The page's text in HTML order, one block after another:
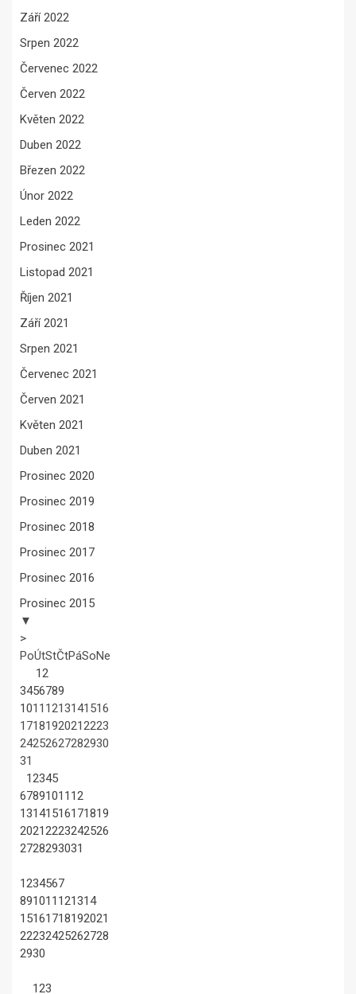
Září 2022
Srpen 2022
Červenec 2022
Červen 2022
Květen 2022
Duben 2022
Březen 2022
Únor 2022
Leden 2022
Prosinec 2021
Listopad 2021
Říjen 2021
Září 2021
Srpen 2021
Červenec 2021
Červen 2021
Květen 2021
Duben 2021
Prosinec 2020
Prosinec 2019
Prosinec 2018
Prosinec 2017
Prosinec 2016
Prosinec 2015
▼
>
PoÚtStČtPáSoNe
12
3456789
1011 1213141516
17181920212223
24252627282930
31
12345
67891011 12
13141516171819
20212223242526
2728293031
1234567
891011 121314
15161718192021
22232425262728
2930
123